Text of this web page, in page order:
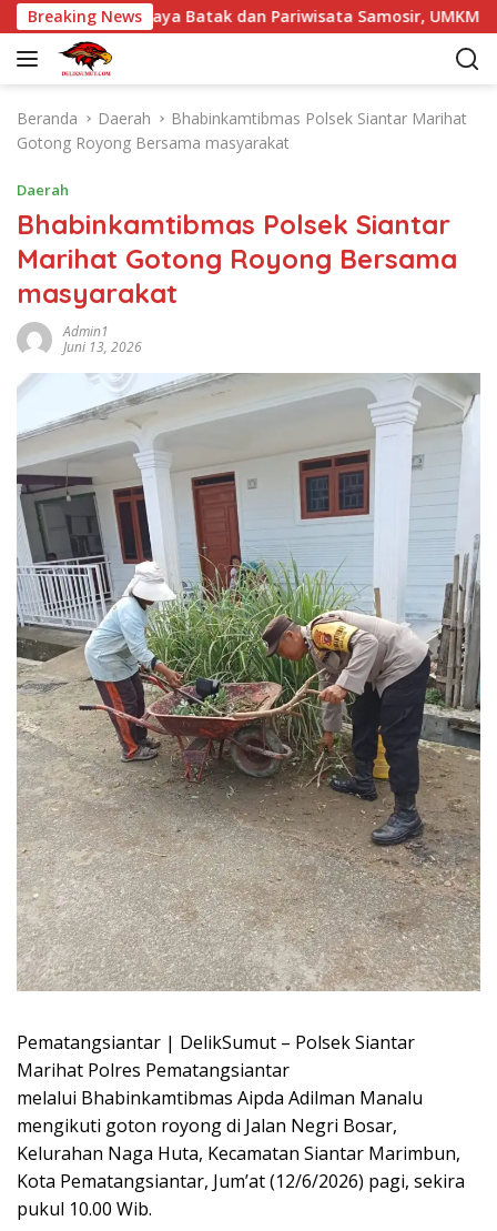
a
Breaking News
Budaya Batak dan Pariwisata Samosir, UMKM Siap
Beranda Daerah
Bhabinkamtibmas Polsek Siantar Marihat
Gotong Royong Bersama masyarakat
Daerah
Bhabinkamtibmas Polsek Siantar
Marihat Gotong Royong Bersama
masyarakat
Admin1
Juni 13, 2026
Pematangsiantar | DelikSumut – Polsek Siantar
Marihat Polres Pematangsiantar
melalui Bhabinkamtibmas Aipda Adilman Manalu
mengikuti goton royong di Jalan Negri Bosar,
Kelurahan Naga Huta, Kecamatan Siantar Marimbun,
Kota Pematangsiantar, Jum’at (12/6/2026) pagi, sekira
pukul 10.00 Wib.